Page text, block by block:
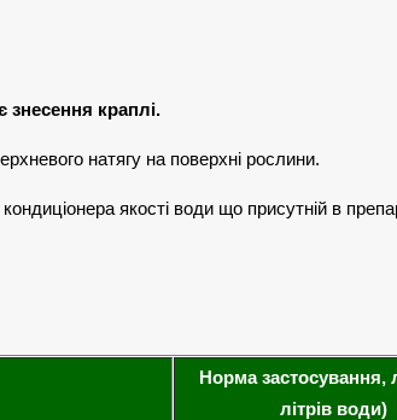
краплі.
натягу на поверхні рослини.
якості води що присутній в
Норма застосування,
літрів води)